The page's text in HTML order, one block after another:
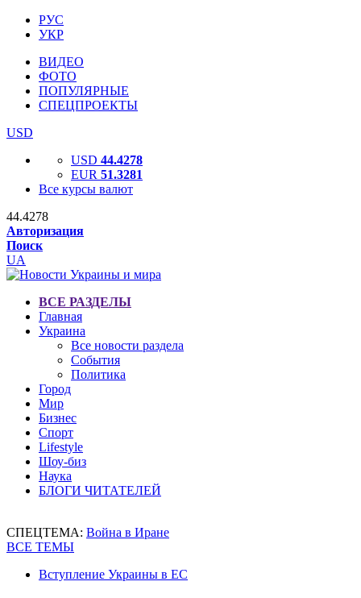
РУС
УКР
ВИДЕО
ФОТО
ПОПУЛЯРНЫЕ
СПЕЦПРОЕКТЫ
USD
USD 44.4278
EUR 51.3281
Все курсы валют
44.4278
Авторизация
Поиск
UA
ВСЕ РАЗДЕЛЫ
Главная
Украина
Все новости раздела
События
Политика
Город
Мир
Бизнес
Спорт
Lifestyle
Шоу-биз
Наука
БЛОГИ ЧИТАТЕЛЕЙ
СПЕЦТЕМА: Война в Иране
ВСЕ ТЕМЫ
Вступление Украины в ЕС